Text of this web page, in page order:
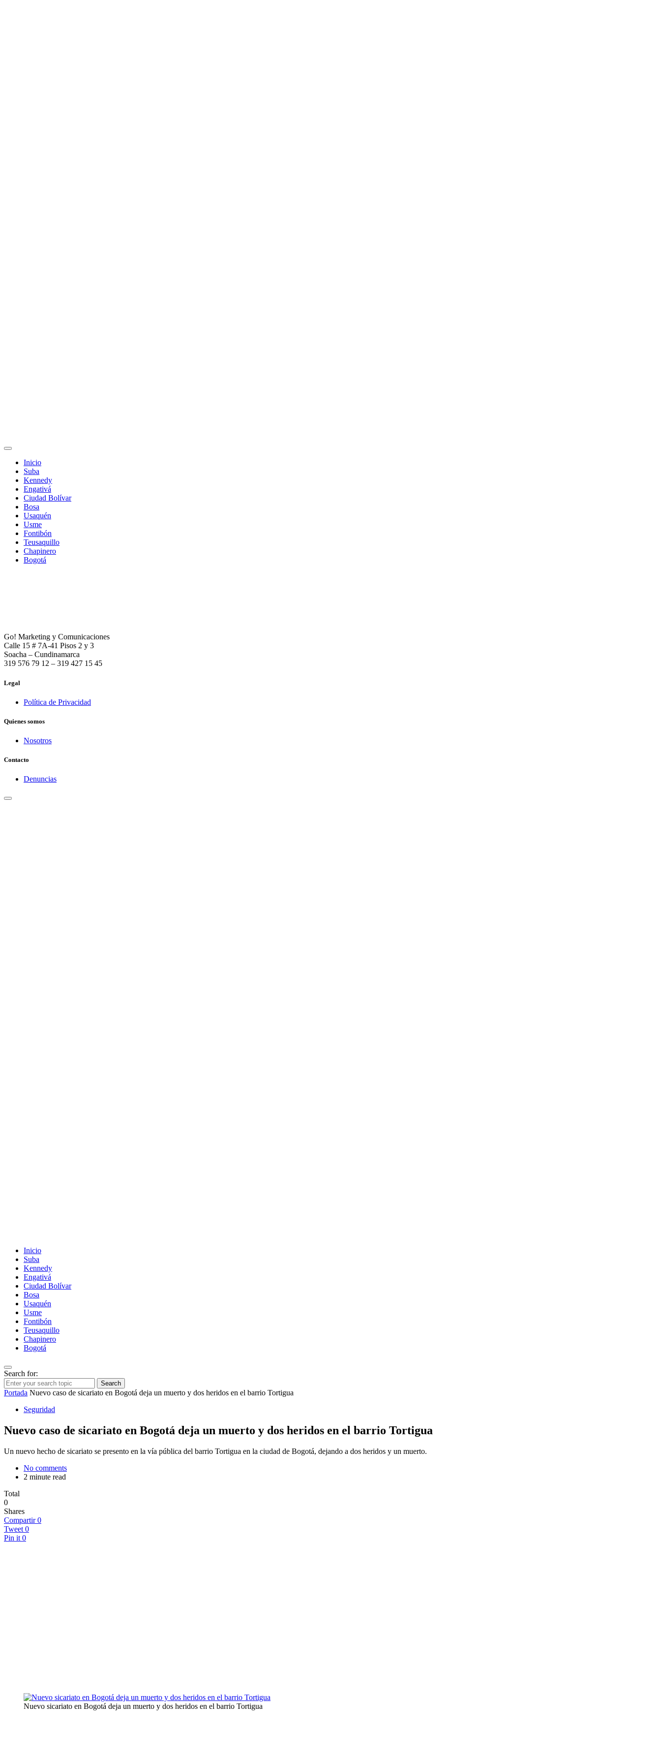
Inicio
Suba
Kennedy
Engativá
Ciudad Bolívar
Bosa
Usaquén
Usme
Fontibón
Teusaquillo
Chapinero
Bogotá
Go! Marketing y Comunicaciones
Calle 15 # 7A-41 Pisos 2 y 3
Soacha – Cundinamarca
319 576 79 12 – 319 427 15 45
Legal
Política de Privacidad
Quienes somos
Nosotros
Contacto
Denuncias
Inicio
Suba
Kennedy
Engativá
Ciudad Bolívar
Bosa
Usaquén
Usme
Fontibón
Teusaquillo
Chapinero
Bogotá
Search for:
Search
Portada Nuevo caso de sicariato en Bogotá deja un muerto y dos heridos en el barrio Tortigua
Seguridad
Nuevo caso de sicariato en Bogotá deja un muerto y dos heridos en el barrio Tortigua
Un nuevo hecho de sicariato se presento en la vía pública del barrio Tortigua en la ciudad de Bogotá, dejando a dos heridos y un muerto.
No comments
2 minute read
Total
0
Shares
Compartir 0
Tweet 0
Pin it 0
Nuevo sicariato en Bogotá deja un muerto y dos heridos en el barrio Tortigua